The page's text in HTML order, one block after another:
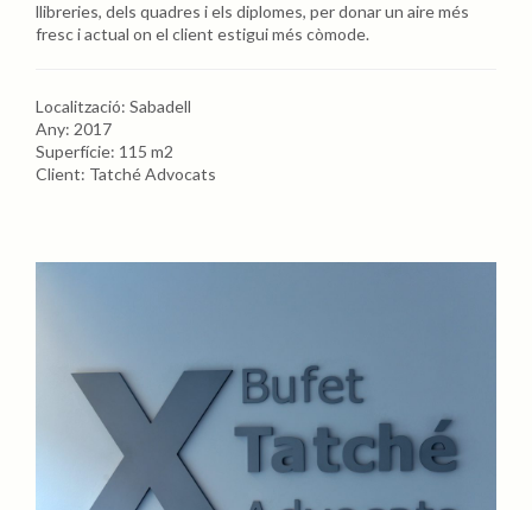
llibreries, dels quadres i els diplomes, per donar un aire més
fresc i actual on el client estigui més còmode.
Localització: Sabadell
Any: 2017
Superfície: 115 m2
Client: Tatché Advocats